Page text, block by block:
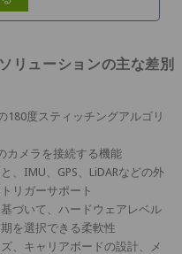
リューションの主な差別
180度スティッチングアルゴリ
カメラを接続する機能
、IMU、GPS、LiDARなどの外
リガーサポート
づいて、ハードウェアレベル
を選択できる柔軟性
、キャリアボードの設計、メ